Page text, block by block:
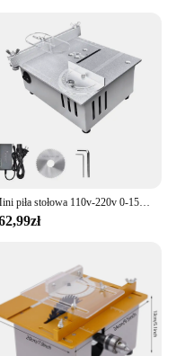
Mini piła stołowa 110v-220v 0-15cm podnoszone brzeszczoty regulowana piła kątowa do cięcia dla majsterkowiczów rzemiosło obróbka drewna cięcie metalu i plastiku